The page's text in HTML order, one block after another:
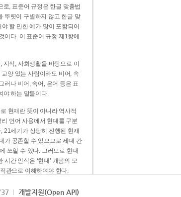
, 표준어 규정은 한글 맞춤법
뚜렷이 구별하지 않고 한글 맞
할 만한 예가 많이 포함되어
이다. 이 표준어 규정 제1항에
식, 사회생활을 바탕으로 이
양 있는 사람이라도 비어, 속
러나 비어, 속어, 은어 등은 표
야 하는 말들이다.
현재란 뜻이 아니라 역사적
언어 사용에서 현대를 구분
21세기가 상당히 진행된 현재
가 공존할 수 있으므로 세대 간
쓰일 수 있다. 그러므로 현대
간 인식은 ‘현대’ 개념의 모
관으로 이해하여야 한다.
크게 드러내 주는 기준이다.
개발지원(Open API)